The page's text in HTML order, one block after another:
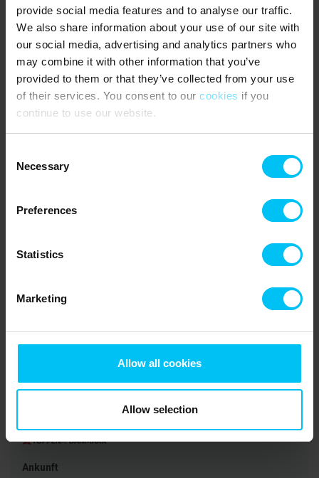
provide social media features and to analyse our traffic.
We also share information about your use of our site with
our social media, advertising and analytics partners who
may combine it with other information that you’ve
provided to them or that they’ve collected from your use
of their services. You consent to our cookies if you
continue to use our website.
Selection
Necessary
Preferences
Statistics
Marketing
Allow all cookies
Allow selection
Supermärkte in Aalbæk, 4 km vom Ferienhaus entfernt.
ÖFFENTLICHER VERKEHR:
Bahnhof Napstjært (Haltepunkt) 1,8 km vom Ferienhaus entfernt.
DIE UMGEBUNG:
Wenn Sie während Ihres Urlaubs Ausflüge unternehmen möchten,
Kattegat und Skagerrak aufeinandertreffen. Grenen ist der letzte
Halt vor Norwegen. Ein Ausflug ins Oceanarium in Hirtshals ist
sehen und Schwärme von Meereslebewesen bewundern. Es gibt
auch die Möglichkeit für einen Ausflug zu Farm Fun etwas nördlich
Hier können Sie mehr über die großen Raubvögel erfahren und sie
aus nächster Nähe erleben. Unternehmen Sie auch eine Tour zur
Mietinformationen
Toppen af Danmark
Ankunft